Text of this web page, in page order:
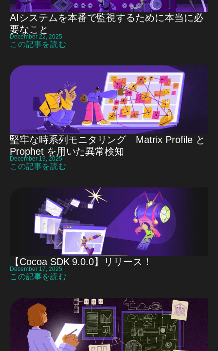
AIシステムを本番で監視するために本当に必
要なこと
December 22, 2025
この記事を読む
堅牢な時系列モニタリング Matrix Profile と
Prophet を用いた異常検知
December 19, 2025
この記事を読む
【Cocoa SDK 9.0.0】リリース！
December 17, 2025
この記事を読む